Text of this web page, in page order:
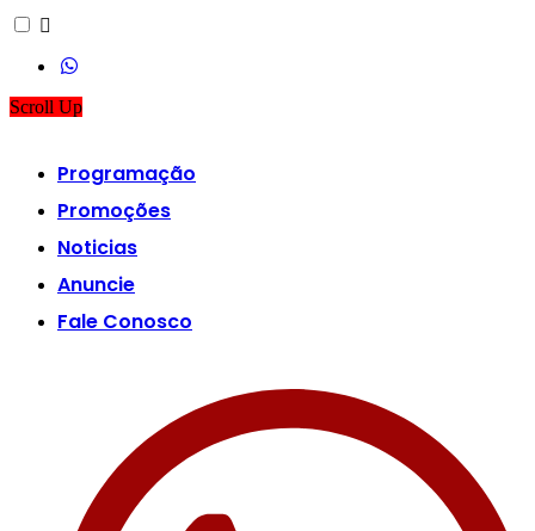
Scroll Up
Programação
Promoções
Noticias
Anuncie
Fale Conosco